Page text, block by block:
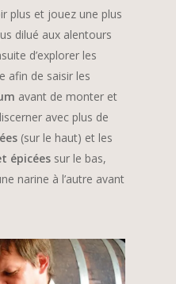
plus et jouez une plus
dilué aux alentours
d’explorer les
afin de saisir les
avant de monter et
avec plus de
(sur le haut) et les
épicées sur le bas,
narine à l’autre avant